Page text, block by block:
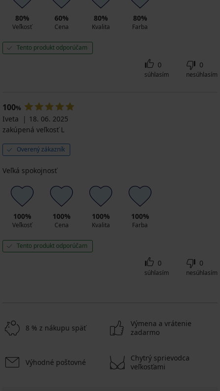
80%
Veľkosť
60%
Cena
80%
Kvalita
80%
Farba
Tento produkt odporúčam
0
súhlasím
0
nesúhlasím
100%
Iveta
18. 06. 2025
zakúpená veľkosť L
Overený zákazník
Veľká spokojnosť
100%
Veľkosť
100%
Cena
100%
Kvalita
100%
Farba
Tento produkt odporúčam
0
súhlasím
0
nesúhlasím
8 % z nákupu späť
Výmena a vrátenie
zadarmo
Výhodné poštovné
Chytrý sprievodca
veľkosťami